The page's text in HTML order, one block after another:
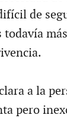
de
a la
pero